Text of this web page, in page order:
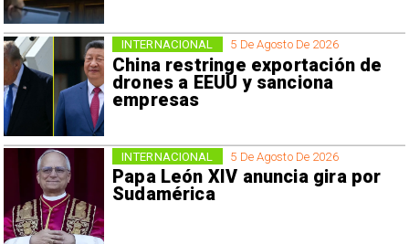
5 De Agosto De 2026
China restringe exportación de
drones a EEUU y sanciona
empresas
INTERNACIONAL
5 De Agosto De 2026
Papa León XIV anuncia gira por
Sudamérica
INTERNACIONAL